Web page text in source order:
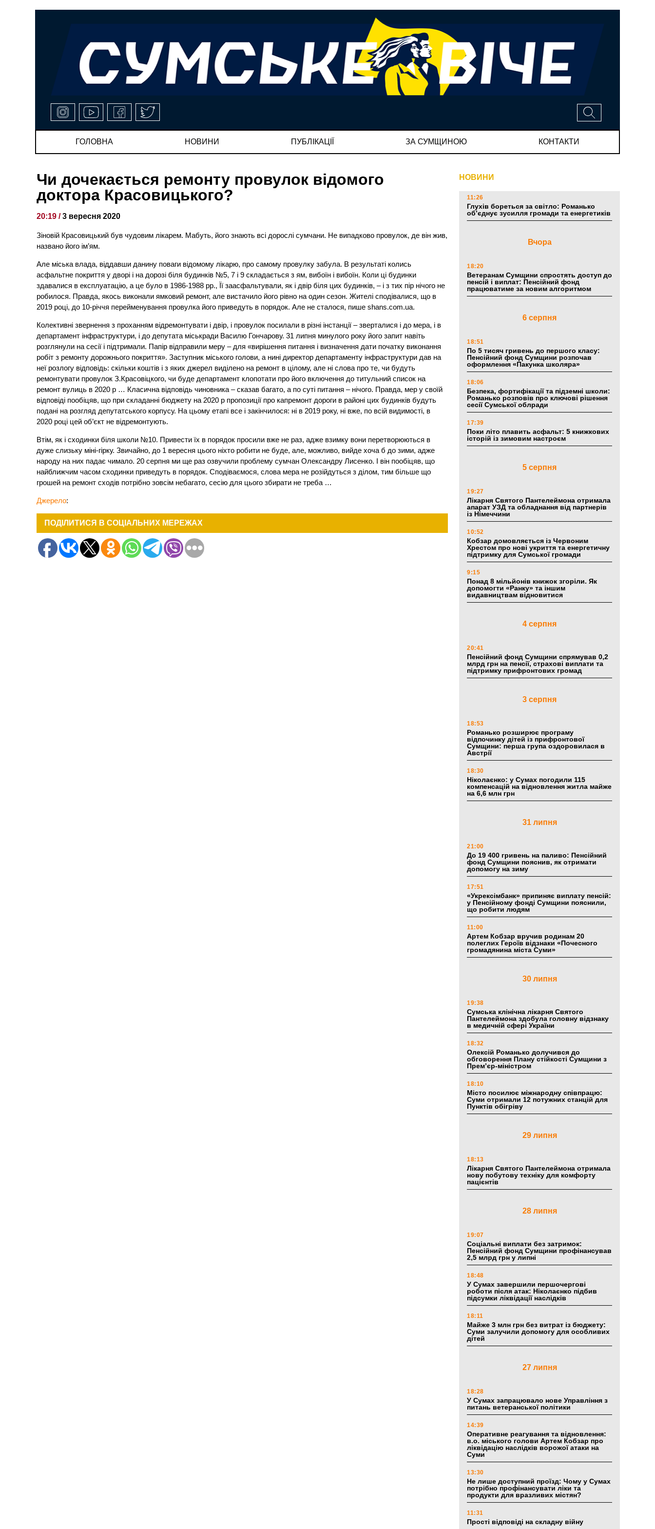
ГОЛОВНА НОВИНИ ПУБЛІКАЦІЇ ЗА СУМЩИНОЮ КОНТАКТИ
Чи дочекається ремонту провулок відомого
доктора Красовицького?
20:19 /3 вересня 2020
Зіновій Красовицький був чудовим лікарем. Мабуть, його знають всі дорослі сумчани. Не випадково провулок, де він жив,
названо його ім’ям.
Але міська влада, віддавши данину поваги відомому лікарю, про самому провулку забула. В результаті колись
асфальтне покриття у дворі і на дорозі біля будинків №5, 7 і 9 складається з ям, вибоїн і вибоїн. Коли ці будинки
здавалися в експлуатацію, а це було в 1986-1988 рр., Її заасфальтували, як і двір біля цих будинків, – і з тих пір нічого не
робилося. Правда, якось виконали ямковий ремонт, але вистачило його рівно на один сезон. Жителі сподівалися, що в
2019 році, до 10-річчя перейменування провулка його приведуть в порядок. Але не сталося, пише shans.com.ua.
Колективні звернення з проханням відремонтувати і двір, і провулок посилали в різні інстанції – зверталися і до мера, і в
департамент інфраструктури, і до депутата міськради Василю Гончарову. 31 липня минулого року його запит навіть
розглянули на сесії і підтримали. Папір відправили меру – для «вирішення питання і визначення дати початку виконання
робіт з ремонту дорожнього покриття». Заступник міського голови, а нині директор департаменту інфраструктури дав на
неї розлогу відповідь: скільки коштів і з яких джерел виділено на ремонт в цілому, але ні слова про те, чи будуть
ремонтувати провулок З.Красовіцкого, чи буде департамент клопотати про його включення до титульний список на
ремонт вулиць в 2020 р … Класична відповідь чиновника – сказав багато, а по суті питання – нічого. Правда, мер у своїй
відповіді пообіцяв, що при складанні бюджету на 2020 р пропозиції про капремонт дороги в районі цих будинків будуть
подані на розгляд депутатського корпусу. На цьому етапі все і закінчилося: ні в 2019 року, ні вже, по всій видимості, в
2020 році цей об’єкт не відремонтують.
Втім, як і сходинки біля школи №10. Привести їх в порядок просили вже не раз, адже взимку вони перетворюються в
дуже слизьку міні-гірку. Звичайно, до 1 вересня цього ніхто робити не буде, але, можливо, вийде хоча б до зими, адже
народу на них падає чимало. 20 серпня ми ще раз озвучили проблему сумчан Олександру Лисенко. І він пообіцяв, що
найближчим часом сходинки приведуть в порядок. Сподіваємося, слова мера не розійдуться з ділом, тим більше що
грошей на ремонт сходів потрібно зовсім небагато, сесію для цього збирати не треба …
Джерело:
ПОДІЛИТИСЯ В СОЦІАЛЬНИХ МЕРЕЖАХ
НОВИНИ
11:26
Глухів бореться за світло: Романько
об’єднує зусилля громади та енергетиків
Вчора
18:20
Ветеранам Сумщини спростять доступ до
пенсій і виплат: Пенсійний фонд
працюватиме за новим алгоритмом
6 серпня
18:51
По 5 тисяч гривень до першого класу:
Пенсійний фонд Сумщини розпочав
оформлення «Пакунка школяра»
18:06
Безпека, фортифікації та підземні школи:
Романько розповів про ключові рішення
сесії Сумської облради
17:39
Поки літо плавить асфальт: 5 книжкових
історій із зимовим настроєм
5 серпня
19:27
Лікарня Святого Пантелеймона отримала
апарат УЗД та обладнання від партнерів
із Німеччини
10:52
Кобзар домовляється із Червоним
Хрестом про нові укриття та енергетичну
підтримку для Сумської громади
9:15
Понад 8 мільйонів книжок згоріли. Як
допомогти «Ранку» та іншим
видавництвам відновитися
4 серпня
20:41
Пенсійний фонд Сумщини спрямував 0,2
млрд грн на пенсії, страхові виплати та
підтримку прифронтових громад
3 серпня
18:53
Романько розширює програму
відпочинку дітей із прифронтової
Сумщини: перша група оздоровилася в
Австрії
18:30
Ніколаєнко: у Сумах погодили 115
компенсацій на відновлення житла майже
на 6,6 млн грн
31 липня
21:00
До 19 400 гривень на паливо: Пенсійний
фонд Сумщини пояснив, як отримати
допомогу на зиму
17:51
«Укрексімбанк» припиняє виплату пенсій:
у Пенсійному фонді Сумщини пояснили,
що робити людям
11:00
Артем Кобзар вручив родинам 20
полеглих Героїв відзнаки «Почесного
громадянина міста Суми»
30 липня
19:38
Сумська клінічна лікарня Святого
Пантелеймона здобула головну відзнаку
в медичній сфері України
18:32
Олексій Романько долучився до
обговорення Плану стійкості Сумщини з
Прем’єр-міністром
18:10
Місто посилює міжнародну співпрацю:
Суми отримали 12 потужних станцій для
Пунктів обігріву
29 липня
18:13
Лікарня Святого Пантелеймона отримала
нову побутову техніку для комфорту
пацієнтів
28 липня
19:07
Соціальні виплати без затримок:
Пенсійний фонд Сумщини профінансував
2,5 млрд грн у липні
18:48
У Сумах завершили першочергові
роботи після атак: Ніколаєнко підбив
підсумки ліквідації наслідків
18:11
Майже 3 млн грн без витрат із бюджету:
Суми залучили допомогу для особливих
дітей
27 липня
18:28
У Сумах запрацювало нове Управління з
питань ветеранської політики
14:39
Оперативне реагування та відновлення:
в.о. міського голови Артем Кобзар про
ліквідацію наслідків ворожої атаки на
Суми
13:30
Не лише доступний проїзд: Чому у Сумах
потрібно профінансувати ліки та
продукти для вразливих містян?
11:31
Прості відповіді на складну війну